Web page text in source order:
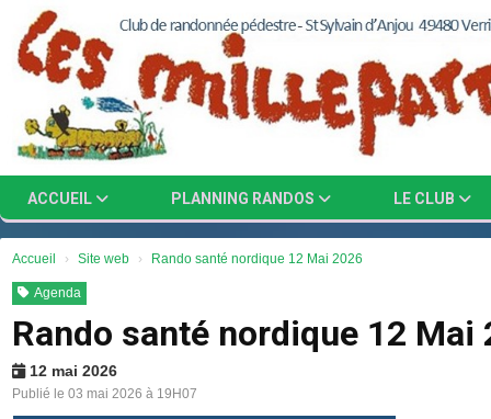
ACCUEIL PLANNING RANDOS LE CLUB
Accueil Site web Rando santé nordique 12 Mai 2026
Agenda
Rando santé nordique 12 Mai
12 mai 2026
Publié le 03 mai 2026 à 19H07
Panneau de gestion des cookies